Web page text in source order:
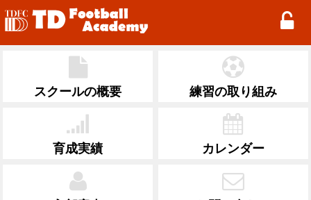
スクールの概要 練習の取り組み
育成実績 カレンダー